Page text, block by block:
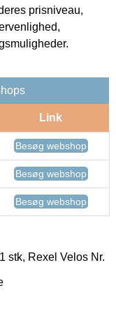
prisniveau,
Link
Besøg webshop
Besøg webshop
Besøg webshop
stk, Rexel Velos Nr.